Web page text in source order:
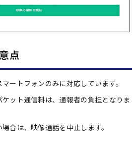
点
ートフォンのみに対応しています。
ット通信料は、通報者の負担となりま
合は、映像通話を中止します。